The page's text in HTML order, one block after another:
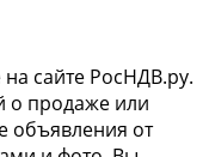
сайте РосНДВ.ру.
о продаже или
объявления от